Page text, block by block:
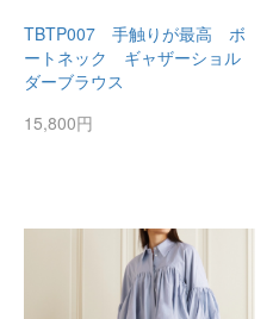
TBTP007 手触りが最高 ボ
ートネック ギャザーショル
ダーブラウス
15,800円